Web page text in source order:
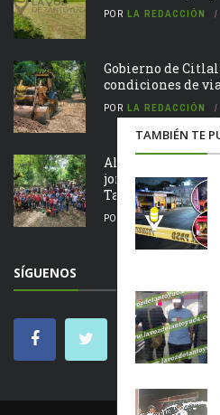
TAMBIÉN TE
POR LA REDACCIÓN
Gobierno de
condiciones de
POR LA REDACCIÓN
Alcalde Roberto
jornada de Tequio
Tametate
POR LA REDACCIÓN
SÍGUENOS